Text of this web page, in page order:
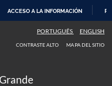
CONTENIDO
ACCESO A LA INFORMACIÓN
PORTUGUÊS ENGLISH
CONTRASTE ALTO MAPA DEL SITIO